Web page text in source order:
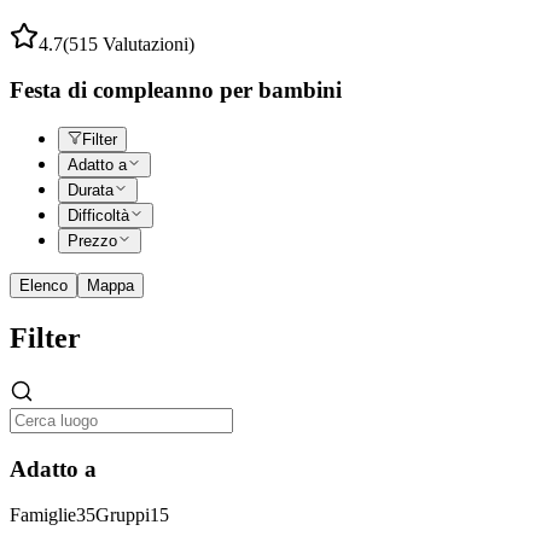
4.7(515 Valutazioni)
Festa di compleanno per bambini
Filter
Adatto a
Durata
Difficoltà
Prezzo
Elenco Mappa
Filter
Adatto a
Famiglie35Gruppi15